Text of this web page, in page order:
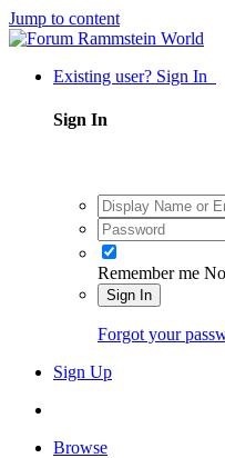
Jump to content
Existing user? Sign In
Sign In
Remember me
Sign In
Forgot your
Sign Up
Browse